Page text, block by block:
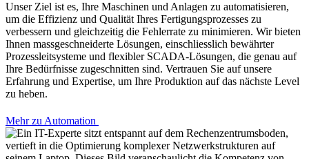
Unser Ziel ist es, Ihre Maschinen und Anlagen zu automatisieren,
um die Effizienz und Qualität Ihres Fertigungsprozesses zu
verbessern und gleichzeitig die Fehlerrate zu minimieren. Wir bieten
Ihnen massgeschneiderte Lösungen, einschliesslich bewährter
Prozessleitsysteme und flexibler SCADA-Lösungen, die genau auf
Ihre Bedürfnisse zugeschnitten sind. Vertrauen Sie auf unsere
Erfahrung und Expertise, um Ihre Produktion auf das nächste Level
zu heben.
Mehr zu Automation